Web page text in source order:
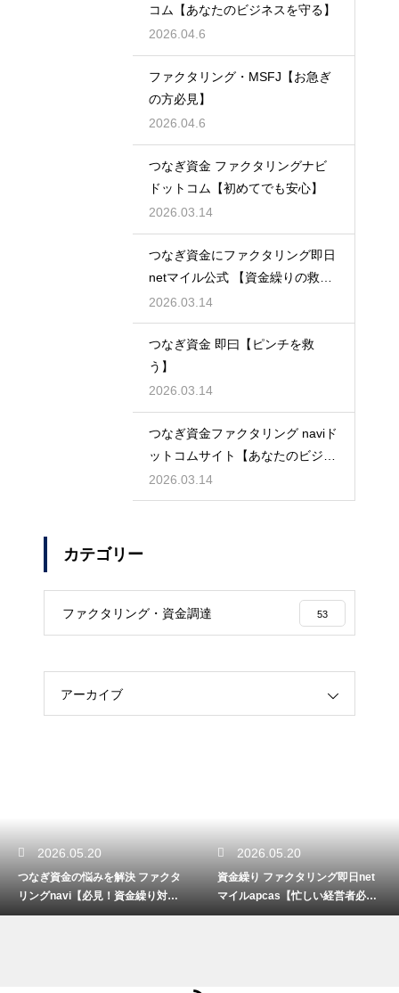
コム【あなたのビジネスを守る】
2026.04.6
ファクタリング・MSFJ【お急ぎ
の方必見】
2026.04.6
つなぎ資金 ファクタリングナビ
ドットコム【初めてでも安心】
2026.03.14
つなぎ資金にファクタリング即日
netマイル公式 【資金繰りの救世
主】
2026.03.14
つなぎ資金 即曰【ピンチを救
う】
2026.03.14
つなぎ資金ファクタリング naviド
ットコムサイト【あなたのビジネ
スを守る】
2026.03.14
カテゴリー
ファクタリング・資金調達 53
アーカイブ
2026.05.20
つなぎ資金の悩みを解決 ファクタ
リングnavi【必見！資金繰り対
策】
2026.05.20
資金繰り ファクタリング即日net
マイルapcas【忙しい経営者必
見】